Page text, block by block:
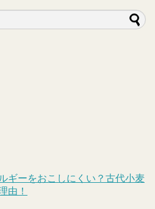
ギーをおこしにくい？古代小麦
由！